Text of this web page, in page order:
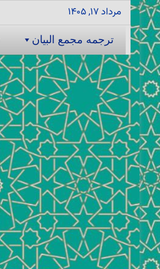
مرداد ۱۷, ۱۴۰۵
ترجمه مجمع البیان